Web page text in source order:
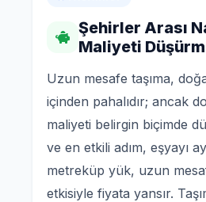
Şehirler Arası
Maliyeti
Uzun mesafe taşıma,
içinden pahalıdır; ancak
maliyeti belirgin biçimde
ve en etkili adım, eşyayı
metreküp yük, uzun
etkisiyle fiyata yansır.